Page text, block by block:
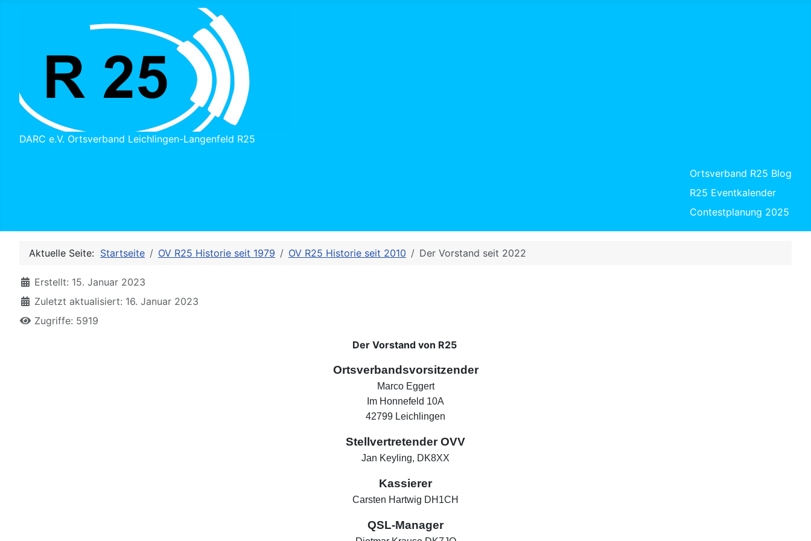
DARC e.V. Ortsverband Leichlingen-Langenfeld R25
Ortsverband R25 Blog
R25 Eventkalender
Contestplanung 2025
Aktuelle Seite: Startseite OV R25 Historie seit 1979 OV R25 Historie seit 2010 Der Vorstand seit 2022
Erstellt: 15. Januar 2023
Zuletzt aktualisiert: 16. Januar 2023
Zugriffe: 5919
Der Vorstand von R25
Ortsverbandsvorsitzender
Marco Eggert
Im Honnefeld 10A
42799 Leichlingen
Stellvertretender OVV
Jan Keyling, DK8XX
Kassierer
Carsten Hartwig DH1CH
QSL-Manager